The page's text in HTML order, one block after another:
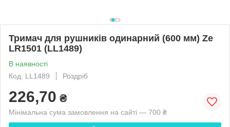
Тримач для рушників одинарний (600 мм) Ze
LR1501 (LL1489)
В наявності
Код: LL1489
Роздріб
226,70 ₴
Мінімальна сума замовлення на сайті — 700 ₴